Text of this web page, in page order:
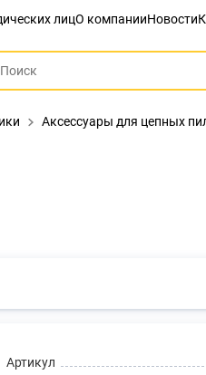
лицО компанииНовости
Аксессуары для цепных
Артикул